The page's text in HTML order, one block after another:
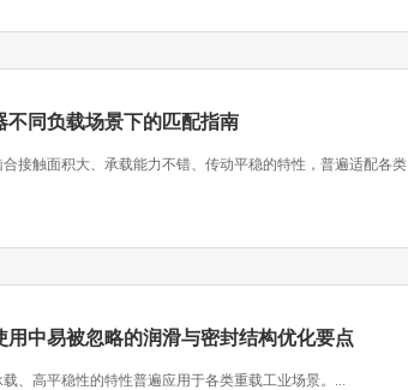
不同负载场景下的匹配指南
接触面积大、承载能力不错、传动平稳的特性，普遍适配各类
用中易被忽略的润滑与密封结构优化要点
、高平稳性的特性普遍应用于各类重载工业场景。...